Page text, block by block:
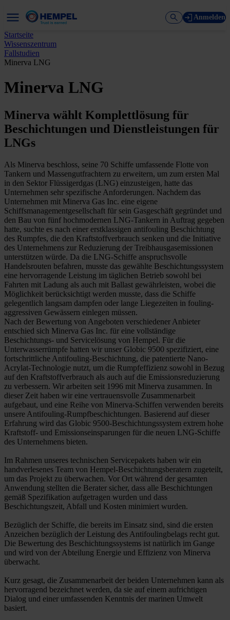
Anmelden
Startseite
Wissenszentrum
Fallstudien
Minerva LNG
Minerva LNG
Minerva wählt Komplettlösung für
Beschichtungen und Dienstleistungen für
LNGs
Als Minerva beschloss, seine 70 Schiffe umfassende Flotte von
Tankern und Massengutfrachtern zu erweitern, um zum ersten Mal
in den Sektor Flüssigerdgas (LNG) einzusteigen, hatte das
Unternehmen sehr spezifische Anforderungen. Nachdem das
Unternehmen mit Minerva Gas Inc. eine eigene
Schiffsmanagementgesellschaft für sein Gasgeschäft gegründet und
den Bau von fünf hochmodernen LNG-Tankern in Auftrag gegeben
hatte, suchte es nach einer erstklassigen antifouling Beschichtung
des Rumpfes, die den Kraftstoffverbrauch senken und die Initiative
des Unternehmens zur Reduzierung der Treibhausgasemissionen
unterstützen würde. Da die LNG-Schiffe anspruchsvolle
Handelsrouten befahren, musste das gewählte Beschichtungssystem
eine hervorragende Leistung im täglichen Betrieb sowohl bei
Fahrten mit Ladung als auch mit Ballast gewährleisten, wobei die
Möglichkeit berücksichtigt werden musste, dass die Schiffe
gelegentlich langsam dampfen oder lange Liegezeiten in fouling-
aggressiven Gewässern einlegen müssen.
Nach der Bewertung von Angeboten verschiedener Anbieter
entschied sich Minerva Gas Inc. für eine vollständige
Beschichtungs- und Servicelösung von Hempel. Für die
Unterwasserrümpfe hatten wir unser Globic 9500 spezifiziert, eine
fortschrittliche Antifouling-Beschichtung, die patentierte Nano-
Acrylat-Technologie nutzt, um die Rumpfeffizienz sowohl in Bezug
auf den Kraftstoffverbrauch als auch auf die Emissionsreduzierung
zu verbessern. Wir arbeiten seit 1996 mit Minerva zusammen. In
dieser Zeit haben wir eine vertrauensvolle Zusammenarbeit
aufgebaut, und eine Reihe von Minerva-Schiffen verwenden bereits
unsere Antifouling-Rumpfbeschichtungen. Basierend auf dieser
Erfahrung wird das Globic 9500-Beschichtungssystem extrem hohe
Kraftstoff- und Emissionseinsparungen für die neuen LNG-Schiffe
des Unternehmens bieten.
Im Rahmen unseres technischen Servicepakets haben wir ein
handverlesenes Team von Hempel-Beschichtungsberatern zugeteilt,
um das Projekt zu überwachen. Vor Ort während der gesamten
Anwendung stellten die Berater sicher, dass alle Beschichtungen
gemäß Spezifikation aufgetragen wurden und dass
Beschichtungszeit, Abfall und Kosten minimiert wurden.
Bezüglich der Schiffe, die bereits im Einsatz sind, sind die ersten
Anzeichen bezüglich der Leistung des Antifoulingbelags recht gut.
Die Bewertung des Beschichtungssystems ist natürlich im Gange
und wird von der Abteilung Energie und Effizienz von Minerva
überwacht.
Kurz gesagt, die Zusammenarbeit der beiden Unternehmen kann als
hervorragend bezeichnet werden, da sie auf einem aufrichtigen
Dialog und einer umfassenden Kenntnis der marinen Umwelt
basiert.